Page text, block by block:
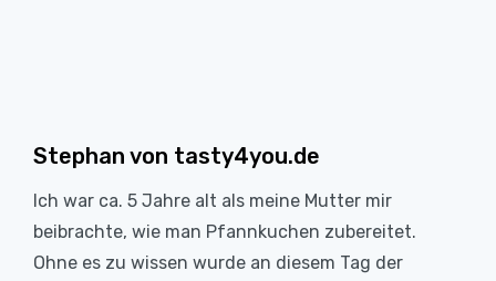
Stephan von tasty4you.de
Ich war ca. 5 Jahre alt als meine Mutter mir
beibrachte, wie man Pfannkuchen zubereitet.
Ohne es zu wissen wurde an diesem Tag der